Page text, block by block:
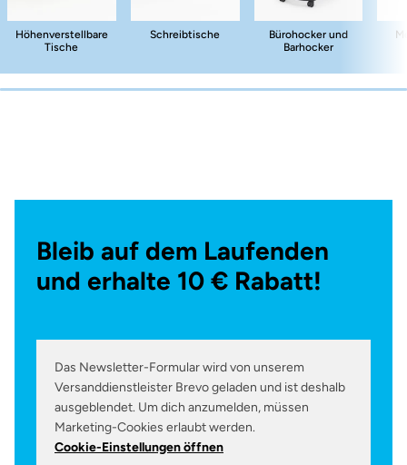
Höhenverstellbare
Tische
Schreibtische
Bürohocker und
Barhocker
Bleib auf dem Laufenden
und erhalte 10 € Rabatt!
Das Newsletter-Formular wird von unserem
Versanddienstleister Brevo geladen und ist deshalb
ausgeblendet. Um dich anzumelden, müssen
Marketing-Cookies erlaubt werden.
Cookie-Einstellungen öffnen